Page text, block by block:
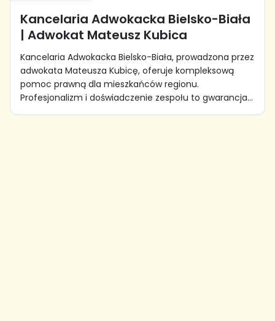
Kancelaria Adwokacka Bielsko-Biała
| Adwokat Mateusz Kubica
Kancelaria Adwokacka Bielsko-Biała, prowadzona przez
adwokata Mateusza Kubicę, oferuje kompleksową
pomoc prawną dla mieszkańców regionu.
Profesjonalizm i doświadczenie zespołu to gwarancja...